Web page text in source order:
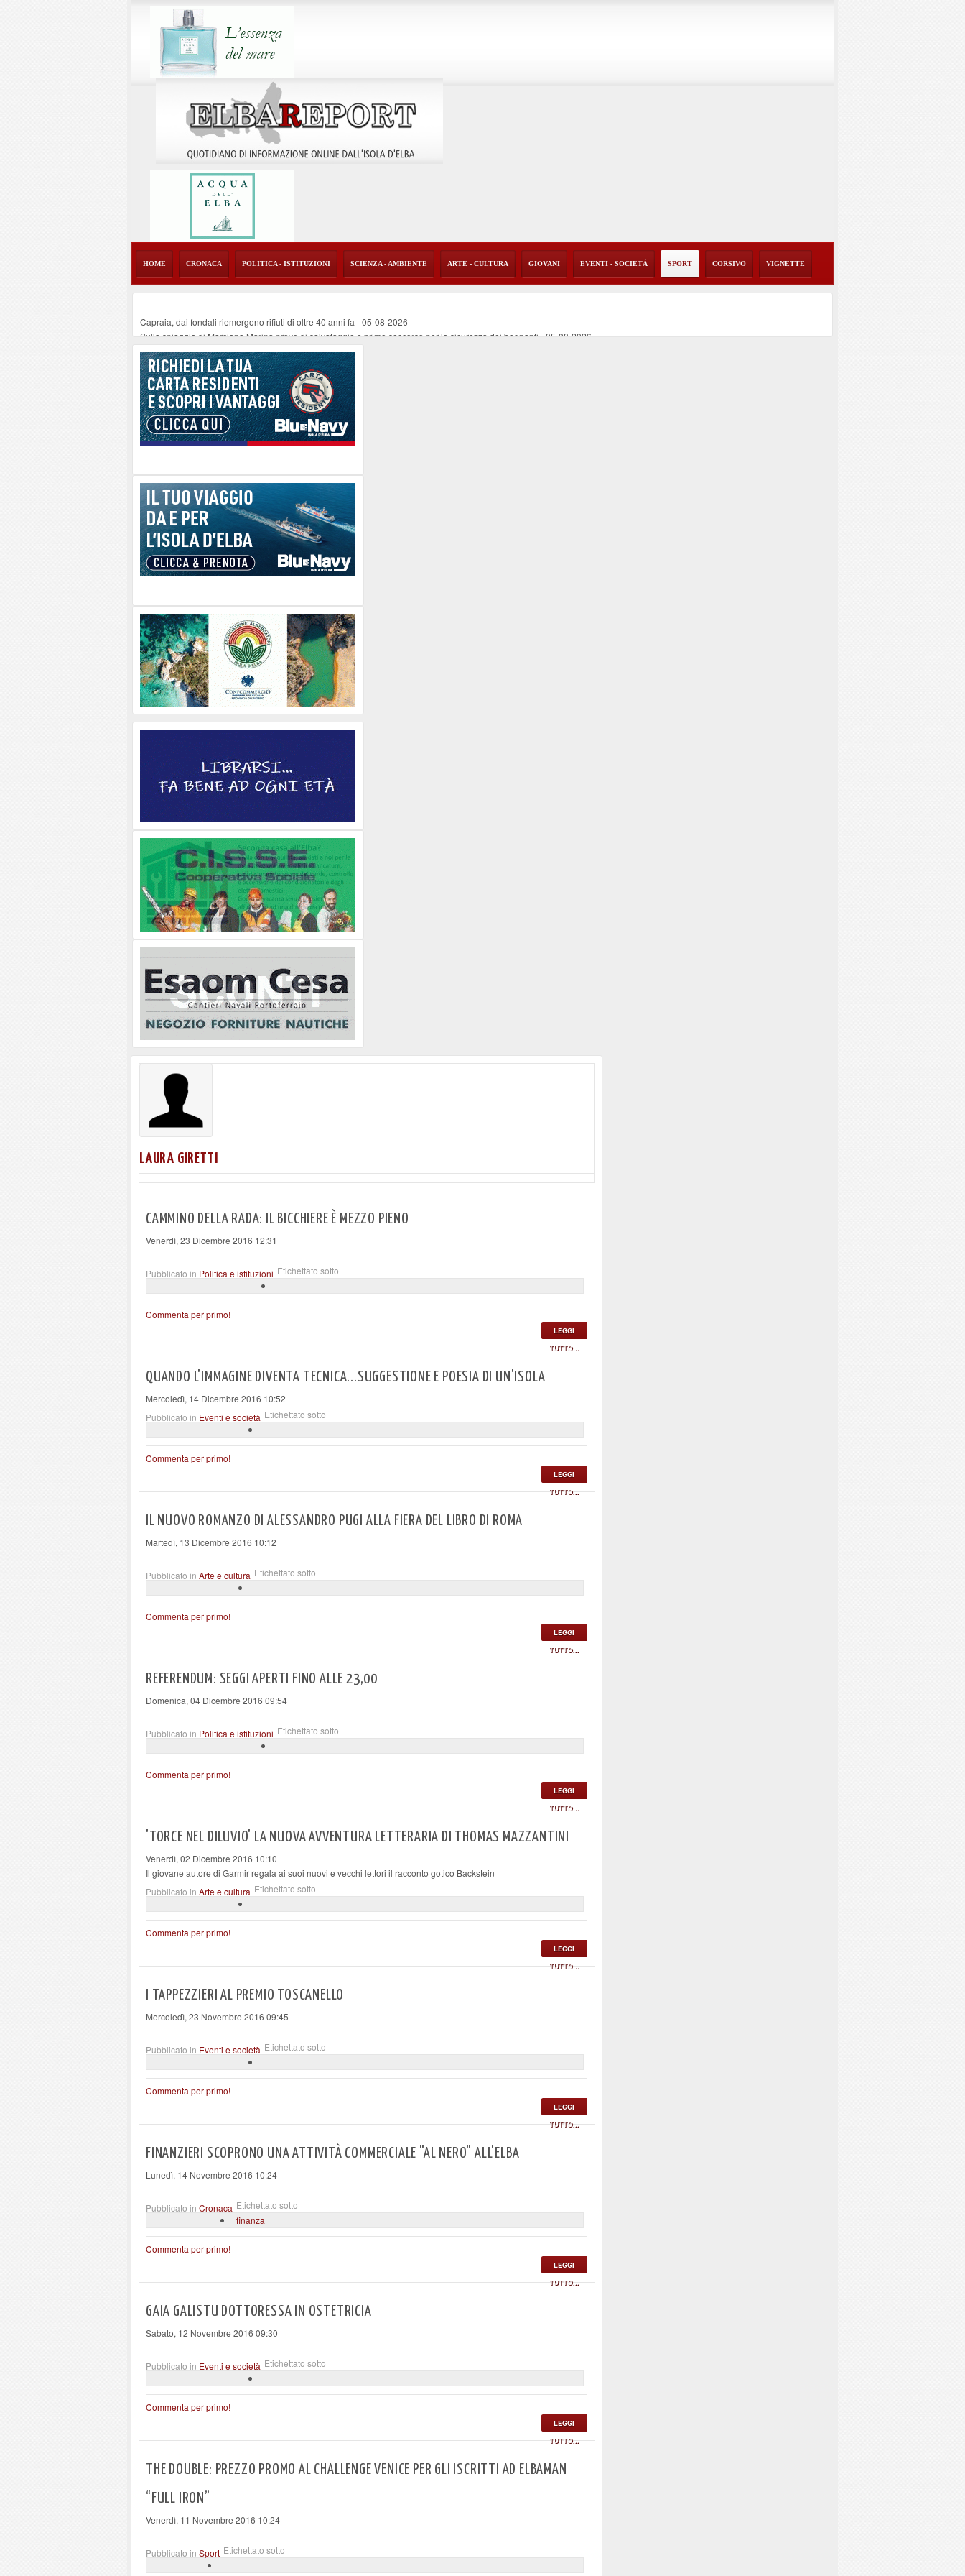
HOME CRONACA POLITICA - ISTITUZIONI SCIENZA - AMBIENTE ARTE - CULTURA GIOVANI EVENTI - SOCIETÀ SPORT CORSIVO VIGNETTE
Capraia, dai fondali riemergono rifiuti di oltre 40 anni fa -05-08-2026
Sulla spiaggia di Marciana Marina prove di salvataggio e primo soccorso per la sicurezza dei bagnanti-05-08-2026
Rotta Elba–Bali: il viaggio impossibile di Moira Lena Tassi approda al Museo Bolano
Il 9 e 11 agosto, due passeggiate alla scoperta di chiese, santi, antichi vigneti e mulini
Danilo Casali, marinaio decorato dell’Elba e la straordinaria traversata con la nave “Pietro Orseolo”
LAURA GIRETTI
CAMMINO DELLA RADA: IL BICCHIERE È MEZZO PIENO
Venerdì, 23 Dicembre 2016 12:31
Pubblicato in Politica e istituzioni Etichettato sotto
Commenta per primo!
LEGGI
TUTTO...
QUANDO L'IMMAGINE DIVENTA TECNICA...SUGGESTIONE E POESIA DI UN'ISOLA
Mercoledì, 14 Dicembre 2016 10:52
Pubblicato in Eventi e società Etichettato sotto
Commenta per primo!
LEGGI
TUTTO...
IL NUOVO ROMANZO DI ALESSANDRO PUGI ALLA FIERA DEL LIBRO DI ROMA
Martedì, 13 Dicembre 2016 10:12
Pubblicato in Arte e cultura Etichettato sotto
Commenta per primo!
LEGGI
TUTTO...
REFERENDUM: SEGGI APERTI FINO ALLE 23,00
Domenica, 04 Dicembre 2016 09:54
Pubblicato in Politica e istituzioni Etichettato sotto
Commenta per primo!
LEGGI
TUTTO...
'TORCE NEL DILUVIO' LA NUOVA AVVENTURA LETTERARIA DI THOMAS MAZZANTINI
Venerdì, 02 Dicembre 2016 10:10
Il giovane autore di Garmir regala ai suoi nuovi e vecchi lettori il racconto gotico Backstein
Pubblicato in Arte e cultura Etichettato sotto
Commenta per primo!
LEGGI
TUTTO...
I TAPPEZZIERI AL PREMIO TOSCANELLO
Mercoledì, 23 Novembre 2016 09:45
Pubblicato in Eventi e società Etichettato sotto
Commenta per primo!
LEGGI
TUTTO...
FINANZIERI SCOPRONO UNA ATTIVITÀ COMMERCIALE "AL NERO" ALL'ELBA
Lunedì, 14 Novembre 2016 10:24
Pubblicato in Cronaca Etichettato sotto
finanza
Commenta per primo!
LEGGI
TUTTO...
GAIA GALISTU DOTTORESSA IN OSTETRICIA
Sabato, 12 Novembre 2016 09:30
Pubblicato in Eventi e società Etichettato sotto
Commenta per primo!
LEGGI
TUTTO...
THE DOUBLE: PREZZO PROMO AL CHALLENGE VENICE PER GLI ISCRITTI AD ELBAMAN
“FULL IRON”
Venerdì, 11 Novembre 2016 10:24
Pubblicato in Sport Etichettato sotto